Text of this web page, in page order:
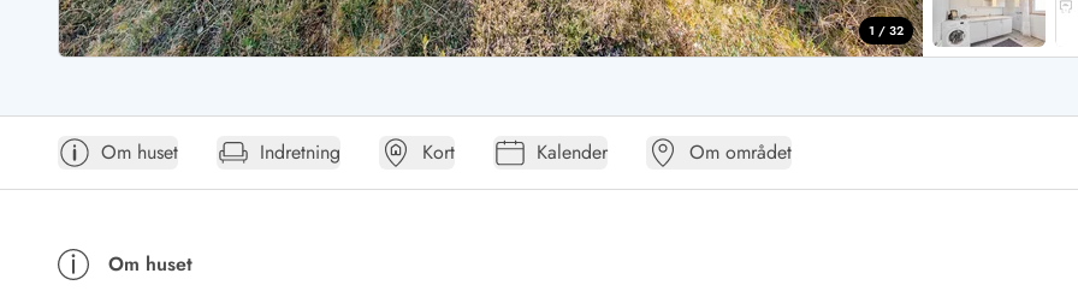
Esmark RejsecurityEsmark KidsVIPEsmark VIP partnerfordeleFordele hos os
Sommerhus ABC
Forbrugsafregning (Strøm, vand...)
Lån og lej
1 / 32
Om huset Indretning Kort Kalender Om området
Om huset